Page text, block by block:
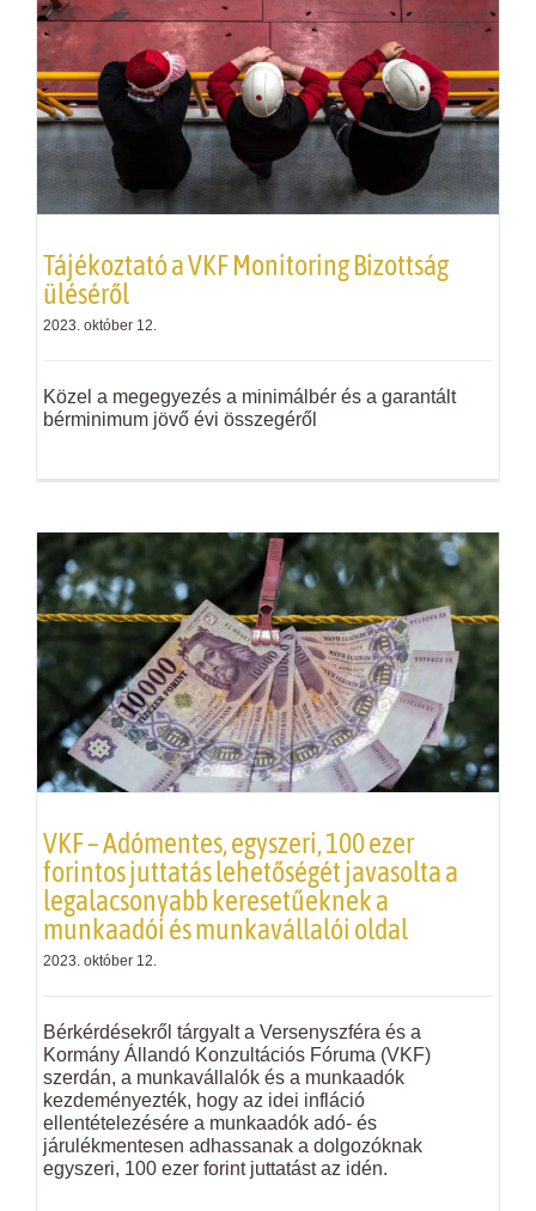
Tájékoztató aVKFMonitoring Bizottság
üléséről
2023. október 12.
Közel a megegyezés a minimálbér és a garantált
bérminimum jövő évi összegéről
VKF– Adómentes, egyszeri, 100 ezer
forintos juttatás lehetőségét javasolta a
legalacsonyabb keresetűeknek a
munkaadói és munkavállalói oldal
2023. október 12.
Bérkérdésekről tárgyalt a Versenyszféra és a
Kormány Állandó Konzultációs Fóruma (VKF)
szerdán, a munkavállalók és a munkaadók
kezdeményezték, hogy az idei infláció
ellentételezésére a munkaadók adó- és
járulékmentesen adhassanak a dolgozóknak
egyszeri, 100 ezer forint juttatást az idén.